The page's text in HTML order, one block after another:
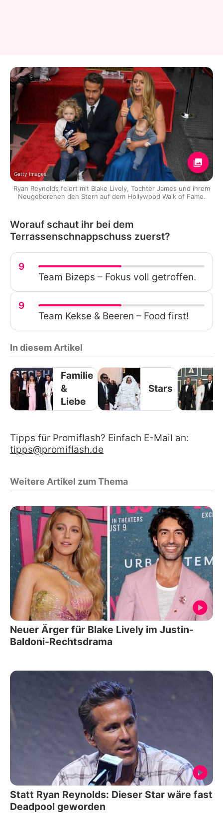
Getty Images
Ryan Reynolds feiert mit Blake Lively, Tochter James und ihrem
Neugeborenen den Stern auf dem Hollywood Walk of Fame.
Worauf schaut ihr bei dem
Terrassenschnappschuss zuerst?
9
Team Bizeps – Fokus voll getroffen.
9
Team Kekse & Beeren – Food first!
In diesem Artikel
Familie
&
Liebe
Stars
Tipps für Promiflash? Einfach E-Mail an:
tipps@promiflash.de
Weitere Artikel zum Thema
Neuer Ärger für Blake Lively im Justin-
Baldoni-Rechtsdrama
Statt Ryan Reynolds: Dieser Star wäre fast
Deadpool geworden